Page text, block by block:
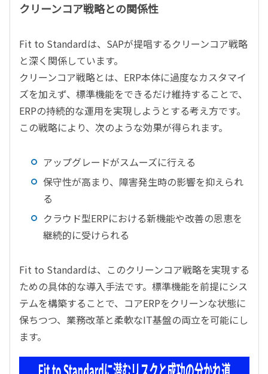
クリーンコア戦略との関係性
Fit to Standardは、SAPが提唱するクリーンコア戦略
と深く関係しています。
クリーンコア戦略とは、ERP本体に過度なカスタマイ
ズを加えず、標準機能をできるだけ維持することで、
ERPの持続的な運用を実現しようとする考え方です。
この戦略により、次のような効果が得られます。
アップグレードがスムーズに行える
保守性が高まり、障害発生時の影響を抑えられ
る
クラウド型ERPにおける新機能や改善の恩恵を
継続的に受けられる
Fit to Standardは、このクリーンコア戦略を実現する
ための具体的な導入手法です。標準機能を前提にシス
テムを構築することで、コアERPをクリーンな状態に
保ちつつ、業務改革と柔軟なIT基盤の両立を可能にし
ます。